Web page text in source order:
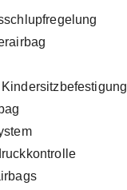
Kindersitzbefestigung